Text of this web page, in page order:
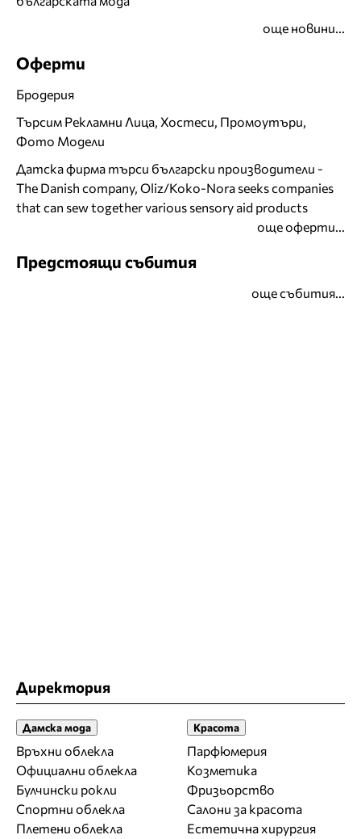
още новини...
Оферти
Бродерия
Търсим Рекламни Лица, Хостеси, Промоутъри,
Фото Модели
Датска фирма търси български производители -
The Danish company, Oliz/Koko-Nora seeks companies
that can sew together various sensory aid products
още оферти...
Предстоящи събития
още събития...
Директория
Дамска мода
Връхни облекла
Официални облекла
Булчински рокли
Спортни облекла
Плетени облекла
Красота
Парфюмерия
Козметика
Фризьорство
Салони за красота
Естетична хирургия